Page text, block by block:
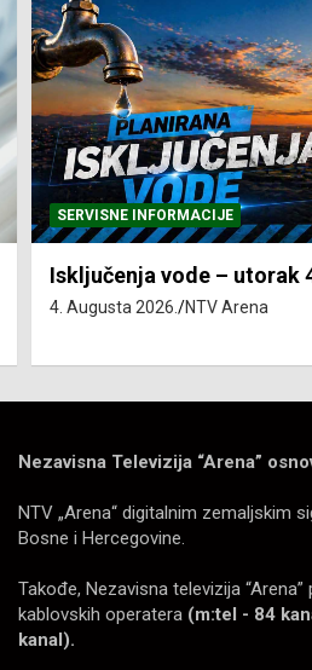
SERVISNE INFORMACIJE
Isključenja vode – utorak
4. Augusta 2026. NTV Arena
Nezavisna Televizija “Arena”
NTV „Arena“ digitalnim zemaljskim
Bosne i Hercegovine.
Takođe, Nezavisna televizija
kablovskih operatera (m:tel - 84
kanal).